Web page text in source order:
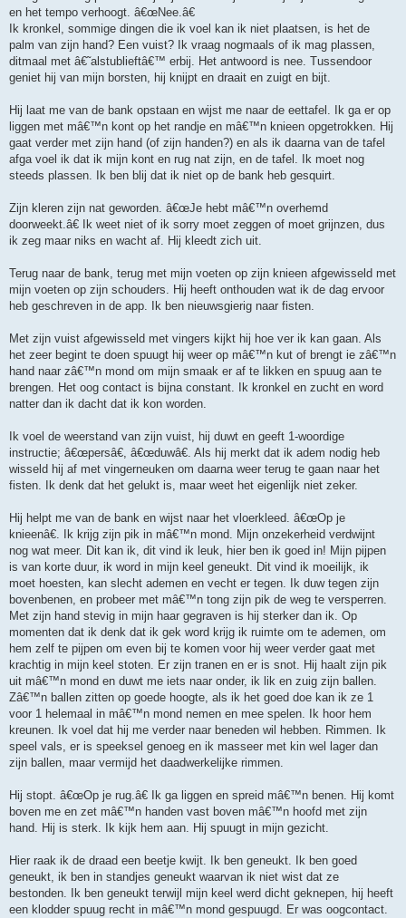
en het tempo verhoogt. â€œNee.â€
Ik kronkel, sommige dingen die ik voel kan ik niet plaatsen, is het de
palm van zijn hand? Een vuist? Ik vraag nogmaals of ik mag plassen,
ditmaal met â€˜alstublieftâ€™ erbij. Het antwoord is nee. Tussendoor
geniet hij van mijn borsten, hij knijpt en draait en zuigt en bijt.
Hij laat me van de bank opstaan en wijst me naar de eettafel. Ik ga er op
liggen met mâ€™n kont op het randje en mâ€™n knieen opgetrokken. Hij
gaat verder met zijn hand (of zijn handen?) en als ik daarna van de tafel
afga voel ik dat ik mijn kont en rug nat zijn, en de tafel. Ik moet nog
steeds plassen. Ik ben blij dat ik niet op de bank heb gesquirt.
Zijn kleren zijn nat geworden. â€œJe hebt mâ€™n overhemd
doorweekt.â€ Ik weet niet of ik sorry moet zeggen of moet grijnzen, dus
ik zeg maar niks en wacht af. Hij kleedt zich uit.
Terug naar de bank, terug met mijn voeten op zijn knieen afgewisseld met
mijn voeten op zijn schouders. Hij heeft onthouden wat ik de dag ervoor
heb geschreven in de app. Ik ben nieuwsgierig naar fisten.
Met zijn vuist afgewisseld met vingers kijkt hij hoe ver ik kan gaan. Als
het zeer begint te doen spuugt hij weer op mâ€™n kut of brengt ie zâ€™n
hand naar zâ€™n mond om mijn smaak er af te likken en spuug aan te
brengen. Het oog contact is bijna constant. Ik kronkel en zucht en word
natter dan ik dacht dat ik kon worden.
Ik voel de weerstand van zijn vuist, hij duwt en geeft 1-woordige
instructie; â€œpersâ€, â€œduwâ€. Als hij merkt dat ik adem nodig heb
wisseld hij af met vingerneuken om daarna weer terug te gaan naar het
fisten. Ik denk dat het gelukt is, maar weet het eigenlijk niet zeker.
Hij helpt me van de bank en wijst naar het vloerkleed. â€œOp je
knieenâ€. Ik krijg zijn pik in mâ€™n mond. Mijn onzekerheid verdwijnt
nog wat meer. Dit kan ik, dit vind ik leuk, hier ben ik goed in! Mijn pijpen
is van korte duur, ik word in mijn keel geneukt. Dit vind ik moeilijk, ik
moet hoesten, kan slecht ademen en vecht er tegen. Ik duw tegen zijn
bovenbenen, en probeer met mâ€™n tong zijn pik de weg te versperren.
Met zijn hand stevig in mijn haar gegraven is hij sterker dan ik. Op
momenten dat ik denk dat ik gek word krijg ik ruimte om te ademen, om
hem zelf te pijpen om even bij te komen voor hij weer verder gaat met
krachtig in mijn keel stoten. Er zijn tranen en er is snot. Hij haalt zijn pik
uit mâ€™n mond en duwt me iets naar onder, ik lik en zuig zijn ballen.
Zâ€™n ballen zitten op goede hoogte, als ik het goed doe kan ik ze 1
voor 1 helemaal in mâ€™n mond nemen en mee spelen. Ik hoor hem
kreunen. Ik voel dat hij me verder naar beneden wil hebben. Rimmen. Ik
speel vals, er is speeksel genoeg en ik masseer met kin wel lager dan
zijn ballen, maar vermijd het daadwerkelijke rimmen.
Hij stopt. â€œOp je rug.â€ Ik ga liggen en spreid mâ€™n benen. Hij komt
boven me en zet mâ€™n handen vast boven mâ€™n hoofd met zijn
hand. Hij is sterk. Ik kijk hem aan. Hij spuugt in mijn gezicht.
Hier raak ik de draad een beetje kwijt. Ik ben geneukt. Ik ben goed
geneukt, ik ben in standjes geneukt waarvan ik niet wist dat ze
bestonden. Ik ben geneukt terwijl mijn keel werd dicht geknepen, hij heeft
een klodder spuug recht in mâ€™n mond gespuugd. Er was oogcontact.